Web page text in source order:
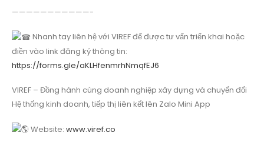
———————————-
Nhanh tay liên hệ với VIREF để được tư vấn triển khai hoặc
điền vào link đăng ký thông tin:
https://forms.gle/aKLHfenmrhNmqfEJ6
VIREF – Đồng hành cùng doanh nghiệp xây dựng và chuyển đổi
Hệ thống kinh doanh, tiếp thị liên kết lên Zalo Mini App
Website: www.viref.co